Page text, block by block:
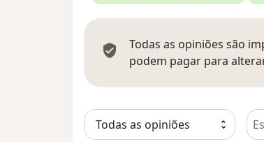
Todas as opiniões são
podem pagar para